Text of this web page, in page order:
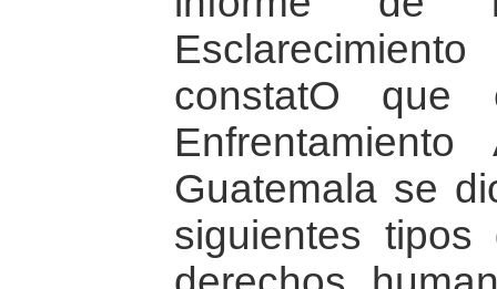
constatO
Guatemala se
siguientes